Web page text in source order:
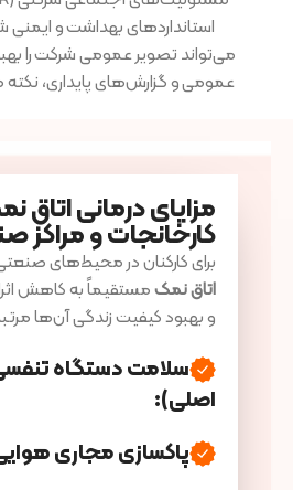
استانداردهای بهداشت و
می‌تواند تصویر عمومی شرکت را
عمومی و گزارش‌های پایداری،
مزایای درمانی اتاق
کارخانجات و مراکز
برای کارکنان در محیط‌های
اتاق نمکمستقیماً به کاهش
و بهبود کیفیت زندگی آن‌ها
سلامت دستگاه
اصلی):
پاکسازی مجاری